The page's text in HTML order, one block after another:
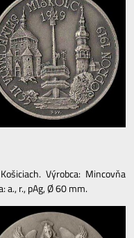
Výrobca: Mincovňa
a., r., pAg, Ø 60 mm.